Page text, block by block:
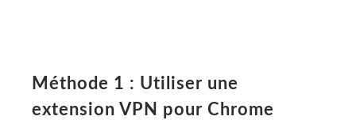
Méthode 1 : Utiliser une
extension VPN pour Chrome